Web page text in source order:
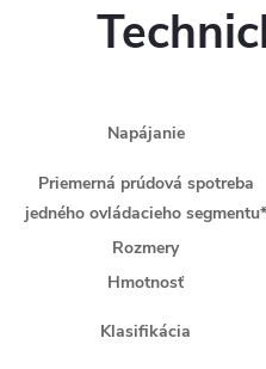
Napájanie
Priemerná prúdová spotreba
jedného ovládacieho segmentu*
Rozmery
Hmotnosť
Klasifikácia